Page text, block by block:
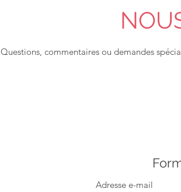
Questions, commentaires ou demandes